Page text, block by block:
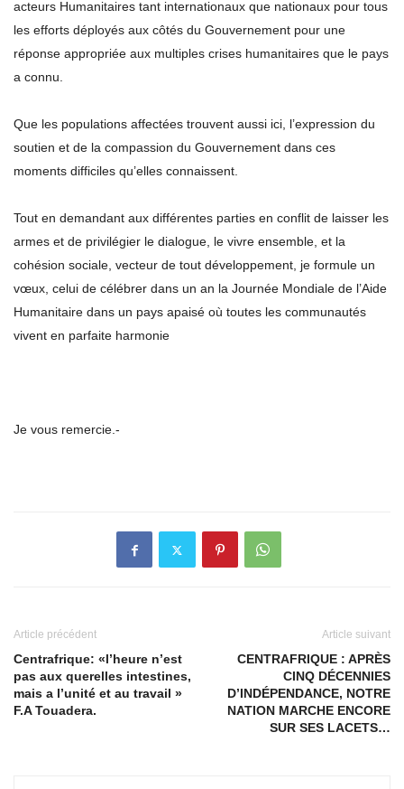
acteurs Humanitaires tant internationaux que nationaux pour tous
les efforts déployés aux côtés du Gouvernement pour une
réponse appropriée aux multiples crises humanitaires que le pays
a connu.
Que les populations affectées trouvent aussi ici, l’expression du
soutien et de la compassion du Gouvernement dans ces
moments difficiles qu’elles connaissent.
Tout en demandant aux différentes parties en conflit de laisser les
armes et de privilégier le dialogue, le vivre ensemble, et la
cohésion sociale, vecteur de tout développement, je formule un
vœux, celui de célébrer dans un an la Journée Mondiale de l’Aide
Humanitaire dans un pays apaisé où toutes les communautés
vivent en parfaite harmonie
Je vous remercie.-
Article précédent
Centrafrique: «l’heure n’est
pas aux querelles intestines,
mais a l’unité et au travail »
F.A Touadera.
Article suivant
CENTRAFRIQUE : APRÈS
CINQ DÉCENNIES
D’INDÉPENDANCE, NOTRE
NATION MARCHE ENCORE
SUR SES LACETS…